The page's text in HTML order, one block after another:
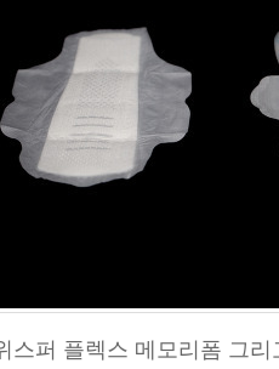
스퍼 플렉스 메모리폼 그